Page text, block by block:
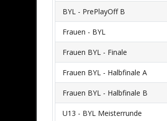
BYL - PrePlayOff B
Frauen - BYL
Frauen BYL - Finale
Frauen BYL - Halbfinale A
Frauen BYL - Halbfinale B
U13 - BYL Meisterrunde